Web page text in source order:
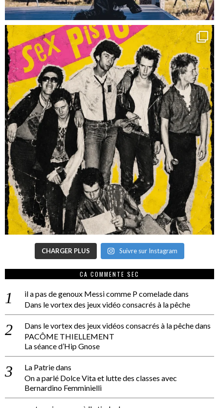
CHARGER PLUS Suivre sur Instagram
CA COMMENTE SEC
il a pas de genoux Messi comme P comeladedans
Dans le vortex des jeux vidéo consacrés à la pêche
Dans le vortex des jeux vidéos consacrés à la pêchedans
PACÔME THIELLEMENT
La séance d’Hip Gnose
La Patriedans
On a parlé Dolce Vita et lutte des classes avec
Bernardino Femminielli